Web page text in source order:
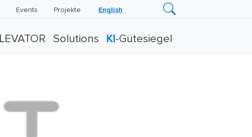
Events Projekte English
LEVATOR Solutions KI -Gütesiegel